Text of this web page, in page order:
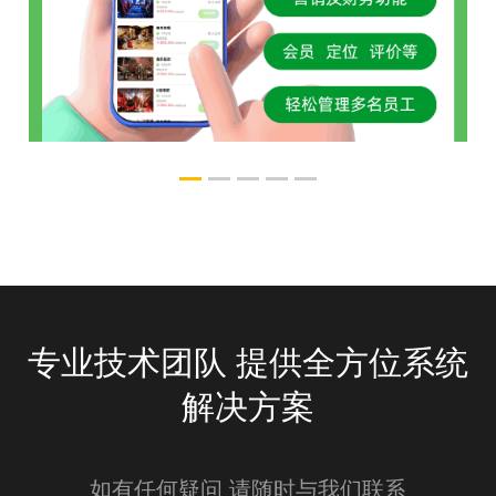
承袭经典 风采自若
专业技术团队 提供全方位系统
解决方案
如有任何疑问 请随时与我们联系